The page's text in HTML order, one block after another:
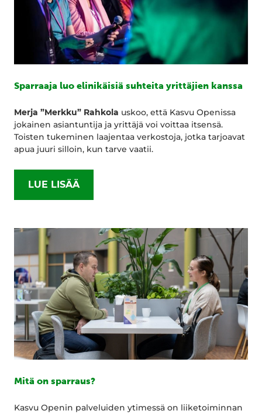
Sparraaja luo elinikäisiä suhteita yrittäjien kanssa
Merja ”Merkku” Rahkola uskoo, että Kasvu Openissa
jokainen asiantuntija ja yrittäjä voi voittaa itsensä.
Toisten tukeminen laajentaa verkostoja, jotka tarjoavat
apua juuri silloin, kun tarve vaatii.
LUE LISÄÄ
Mitä on sparraus?
Kasvu Openin palveluiden ytimessä on liiketoiminnan